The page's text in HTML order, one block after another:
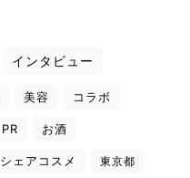
インタビュー
美容 コラボ
PR お酒
シェアコスメ 東京都